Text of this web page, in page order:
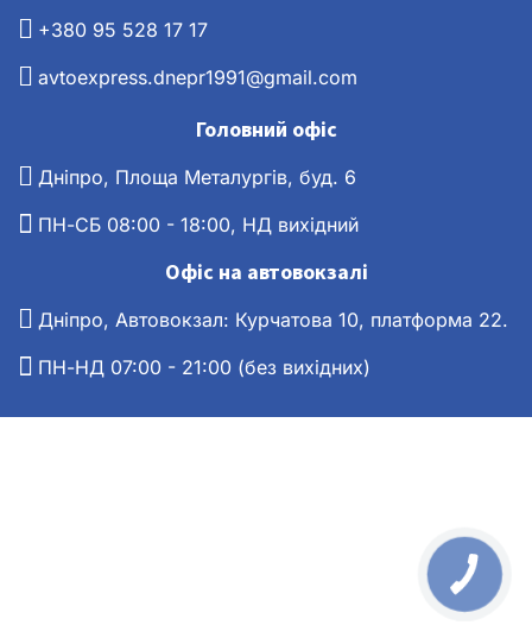
+380 95 528 17 17
avtoexpress.dnepr1991@gmail.com
Головний офіс
Дніпро, Площа Металургів, буд. 6
ПН-СБ 08:00 - 18:00, НД вихідний
Офіс на автовокзалі
Дніпро, Автовокзал: Курчатова 10, платформа 22.
ПН-НД 07:00 - 21:00 (без вихідних)